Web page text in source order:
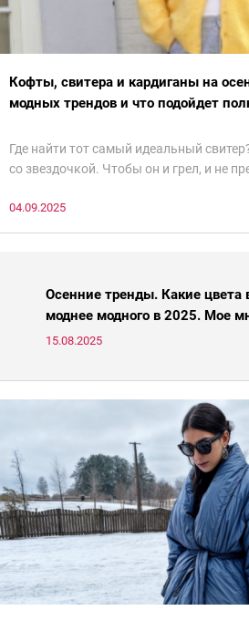
Кофты, свитера и кардиганы на
модных трендов и что подойдет
Где найти тот самый идеальный
со звездочкой. Чтобы он и грел, и не
паники.
04.09.2025
Осенние тренды. Какие цвета
моднее модного в 2025. Мое
носить, а что нет
15.08.2025